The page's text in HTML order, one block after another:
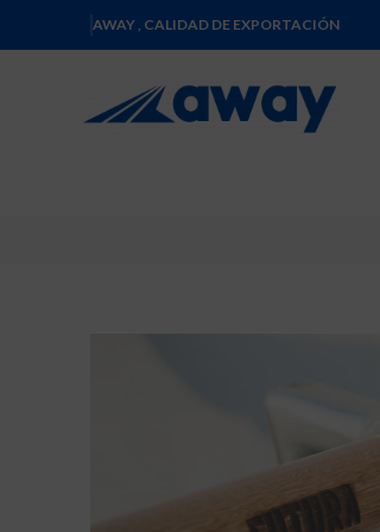
AWAY , CALIDAD DE EXPORTACIÓN